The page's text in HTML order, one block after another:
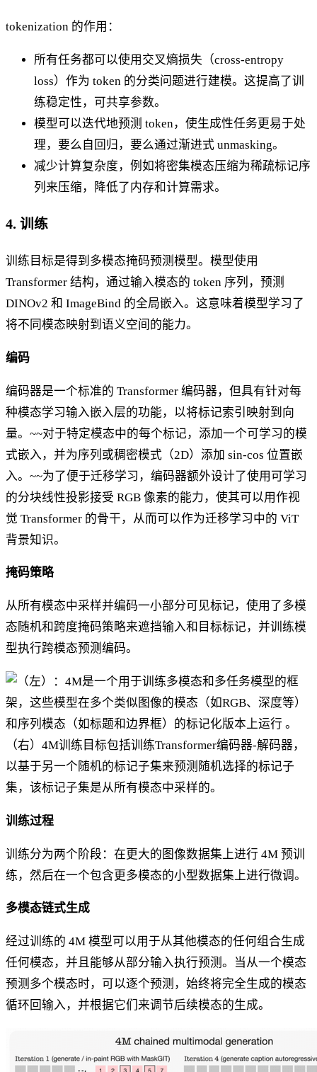
tokenization 的作用：
所有任务都可以使用交叉熵损失（cross-entropy
loss）作为 token 的分类问题进行建模。这提高了训
练稳定性，可共享参数。
模型可以迭代地预测 token，使生成性任务更易于处
理，要么自回归，要么通过渐进式 unmasking。
减少计算复杂度，例如将密集模态压缩为稀疏标记序
列来压缩，降低了内存和计算需求。
4. 训练
训练目标是得到多模态掩码预测模型。模型使用
Transformer 结构，通过输入模态的 token 序列，预测
DINOv2 和 ImageBind 的全局嵌入。这意味着模型学习了
将不同模态映射到语义空间的能力。
编码
编码器是一个标准的 Transformer 编码器，但具有针对每
种模态学习输入嵌入层的功能，以将标记索引映射到向
量。~~对于特定模态中的每个标记，添加一个可学习的模
式嵌入，并为序列或稠密模式（2D）添加 sin-cos 位置嵌
入。~~为了便于迁移学习，编码器额外设计了使用可学习
的分块线性投影接受 RGB 像素的能力，使其可以用作视
觉 Transformer 的骨干，从而可以作为迁移学习中的 ViT
背景知识。
掩码策略
从所有模态中采样并编码一小部分可见标记，使用了多模
态随机和跨度掩码策略来遮挡输入和目标标记，并训练模
型执行跨模态预测编码。
训练过程
训练分为两个阶段：在更大的图像数据集上进行 4M 预训
练，然后在一个包含更多模态的小型数据集上进行微调。
多模态链式生成
经过训练的 4M 模型可以用于从其他模态的任何组合生成
任何模态，并且能够从部分输入执行预测。当从一个模态
预测多个模态时，可以逐个预测，始终将完全生成的模态
循环回输入，并根据它们来调节后续模态的生成。